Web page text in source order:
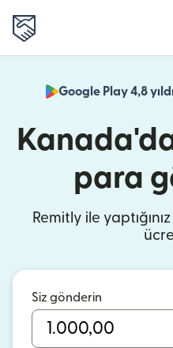
Google Play 4,8
para
Remitly ile
Siz gönderin